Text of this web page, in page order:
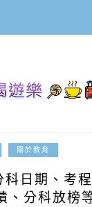
關於教育
科日期、考
、分科放榜